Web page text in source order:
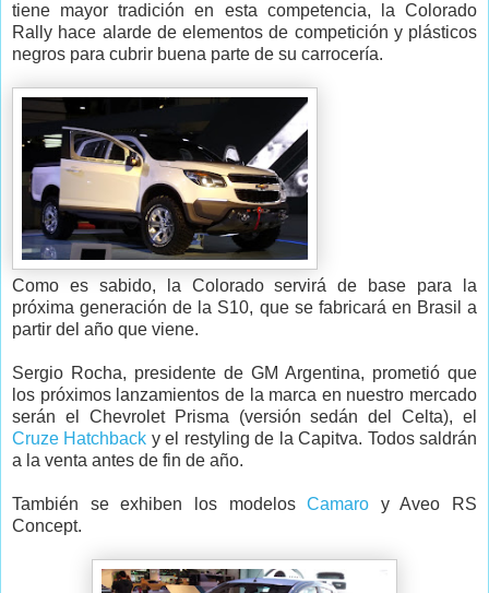
tiene mayor tradición en esta competencia, la Colorado
Rally hace alarde de elementos de competición y plásticos
negros para cubrir buena parte de su carrocería.
Como es sabido, la Colorado servirá de base para la
próxima generación de la S10, que se fabricará en Brasil a
partir del año que viene.
Sergio Rocha, presidente de GM Argentina, prometió que
los próximos lanzamientos de la marca en nuestro mercado
serán el Chevrolet Prisma (versión sedán del Celta), el
Cruze Hatchback y el restyling de la Capitva. Todos saldrán
a la venta antes de fin de año.
También se exhiben los modelosCamaro y Aveo RS
Concept.